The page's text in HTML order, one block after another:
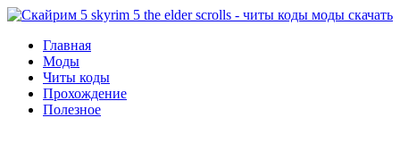
Перейти
содержимому
Главная
Моды
Читы коды
Прохождение
Полезное